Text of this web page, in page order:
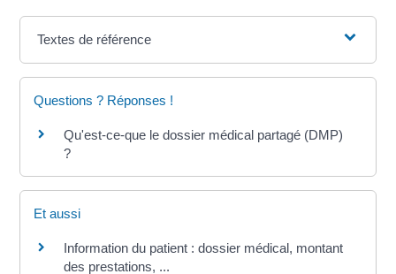
Textes de référence
Questions ? Réponses !
Qu'est-ce-que le dossier médical partagé (DMP)
?
Et aussi
Information du patient : dossier médical, montant
des prestations, ...